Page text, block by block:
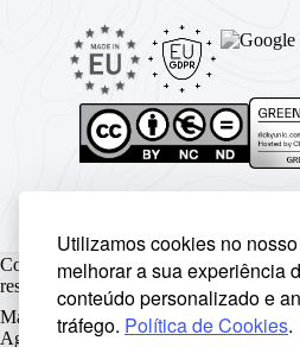
Utilizamos cookies no
melhorar a sua experiência
conteúdo personalizado e
tráfego. Política de Cookies.
Copyright © Rickyunic World® 2004 -
reservados.
Made with ♥ by Rickyunic . Crafted
Agency .